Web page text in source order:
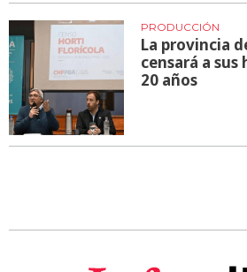
PRODUCCIÓN
La provincia
censará a
20 años